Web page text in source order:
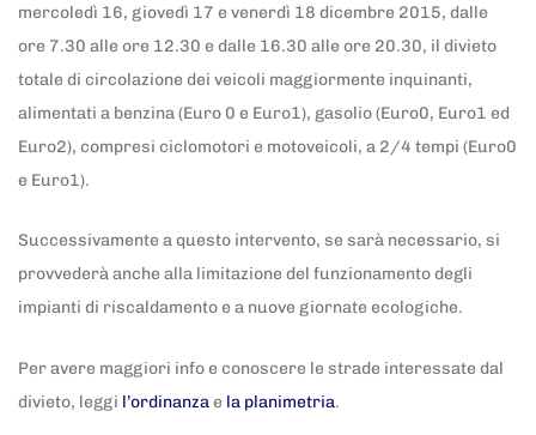
mercoledì 16, giovedì 17 e venerdì 18 dicembre 2015, dalle
ore 7.30 alle ore 12.30 e dalle 16.30 alle ore 20.30, il divieto
totale di circolazione dei veicoli maggiormente inquinanti,
alimentati a benzina (Euro 0 e Euro1), gasolio (Euro0, Euro1 ed
Euro2), compresi ciclomotori e motoveicoli, a 2/4 tempi (Euro0
e Euro1).
Successivamente a questo intervento, se sarà necessario, si
provvederà anche alla limitazione del funzionamento degli
impianti di riscaldamento e a nuove giornate ecologiche.
Per avere maggiori info e conoscere le strade interessate dal
divieto, leggi l’ordinanzae la planimetria.